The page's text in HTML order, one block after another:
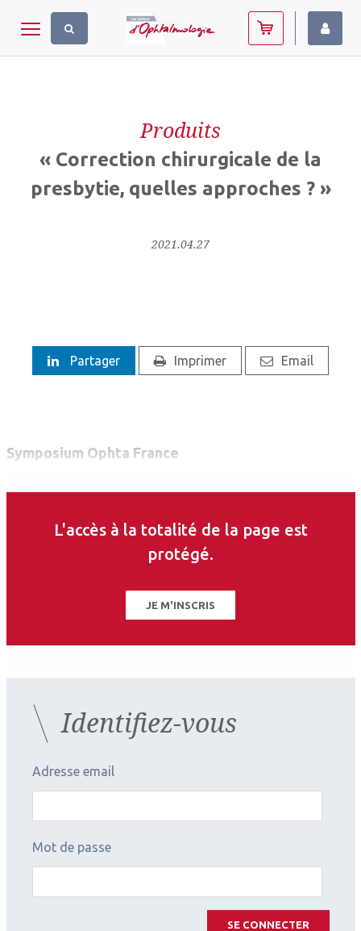
Toggle navigation
Produits
« Correction chirurgicale de la
presbytie, quelles approches ? »
2021.04.27
Partager Imprimer Email
Symposium Ophta France
L'accès à la totalité de la page est
protégé.
JE M'INSCRIS
Identifiez-vous
Adresse email
Mot de passe
SE CONNECTER
Panneau de gestion des cookies